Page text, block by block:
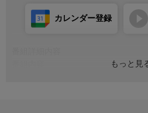
もっと見
カレンダー登録